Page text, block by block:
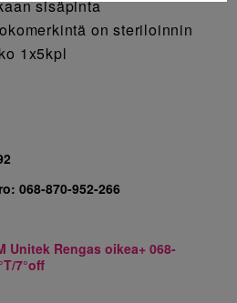
sisäpinta
on steriloinnin
1x5kpl
068-870-952-266
Unitek Rengas oikea+ 068-
7°off